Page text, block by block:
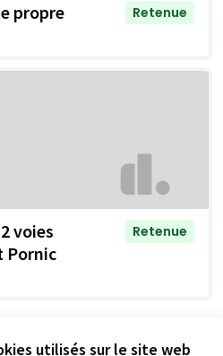
utilisés sur le site web
propre
Retenue
voies
Pornic
Retenue